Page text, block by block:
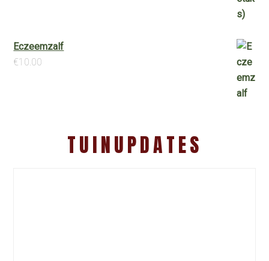
Eczeemzalf
€10.00
TUINUPDATES